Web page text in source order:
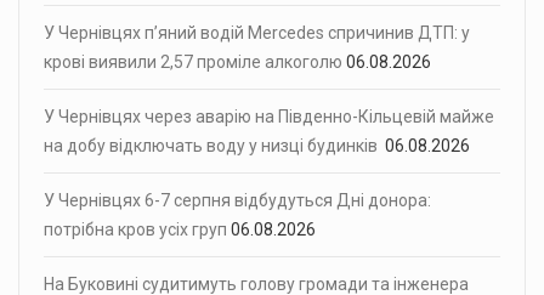
У Чернівцях п’яний водій Mercedes спричинив ДТП: у
крові виявили 2,57 проміле алкоголю 06.08.2026
У Чернівцях через аварію на Південно-Кільцевій майже
на добу відключать воду у низці будинків 06.08.2026
У Чернівцях 6-7 серпня відбудуться Дні донора:
потрібна кров усіх груп 06.08.2026
На Буковині судитимуть голову громади та інженера